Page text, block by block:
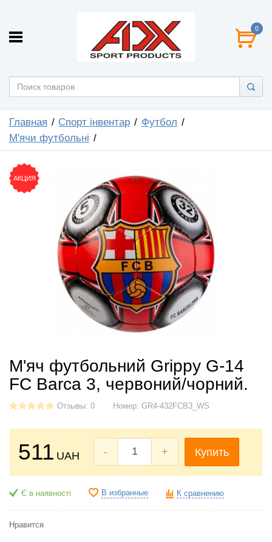
0
Главная Спорт інвентар
Футбол
М'ячи футбольнi
АКЦИЯ
М'яч футбольний Grippy G-14
FC Barca 3, червоний/чорний.
Отзывы: 0 Номер: GR4-432FCB3_WS
511 UAH - + Купить
Є в наявності В избранные К сравнению
Нравится